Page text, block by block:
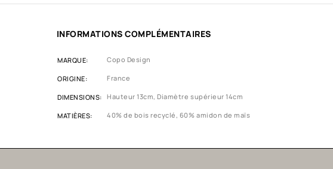
INFORMATIONS COMPLÉMENTAIRES
MARQUE Copo Design
ORIGINE France
DIMENSIONS Hauteur 13cm, Diamètre supérieur 14cm
MATIÈRES 40% de bois recyclé, 60% amidon de maïs